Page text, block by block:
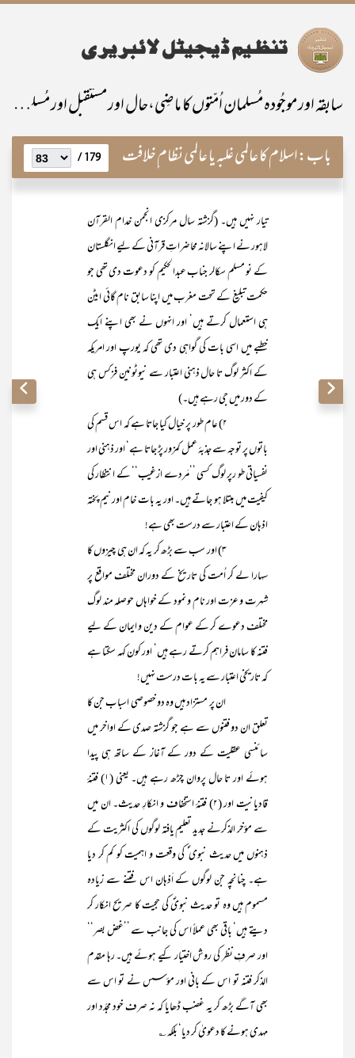
سابقہ اور موجُودہ مُسلمان اُمّتوں کا ماضِی،حال اور مستقبل اور مُسلمانانِ پاکستان کی خصوصی ذمّہ داری
باب:اسلام کا عالمی غلبہ یا عالمی نظام ِخلافت 179 /
تیار نہیں ہیں۔ (گزشتہ سال مرکزی انجمن خدام القرآن
لاہور نے اپنے سالانہ محاضراتِ قرآنی کے لیے انگلستان
کے نو مسلم سکالر جناب عبدالحکیم کو دعوت دی تھی جو
حکمت تبلیغ کے تحت مغرب میں اپنا سابق نام گائی ایٹن
ہی استعمال کرتے ہیں‘ اور انہوں نے بھی اپنے ایک
خطبے میں اسی بات کی گواہی دی تھی کہ یورپ اور امریکہ
کے اکثر لوگ تا حال ذہنی اعتبار سے نیوٹونین فزکس ہی
کے دور میں جی رہے ہیں۔)
۲) عام طور پر خیال کیا جاتا ہے کہ اس قسم کی
باتوں پر توجہ سے جذبۂ عمل کمزور پڑ جاتا ہے‘ اور ذہنی اور
نفسیاتی طو رپر لوگ کسی ’’مَردے ازغیب‘‘ کے انتظار کی
کیفیت میں مبتلا ہو جاتے ہیں۔ اور یہ بات خام اور نیم پختہ
اذہان کے اعتبار سے درست بھی ہے!
۳) اور سب سے بڑھ کر یہ کہ ان ہی چیزوں کا
سہارا لے کر اُمت کی تاریخ کے دوران مختلف مواقع پر
شہرت و عزت اور نام و نمود کے خواہاں حوصلہ مند لوگ
مختلف دعوے کر کے عوام کے دین و ایمان کے لیے
فتنہ کا سامان فراہم کرتے رہے ہیں‘ اور کون کہہ سکتا ہے
کہ تاریخی اعتبار سے یہ بات درست نہیں!
ان پر مستزاد ہیں وہ دو خصوصی اسباب جن کا
تعلق ان دو فتنوں سے ہے جو گزشتہ صدی کے اواخر میں
سائنسی عقلیت کے دور کے آغاز کے ساتھ ہی پیدا
ہوئے اور تا حال پروان چڑھ رہے ہیں۔ یعنی (۱) فتنۂ
قادیانیت اور (۲) فتنۂ استخفاف و انکارِ حدیث۔ ان میں
سے مؤخر الذکرنے جدید تعلیم یافتہ لوگوں کی اکثریت کے
ذہنوں میں حدیث نبوی ؐ کی وقعت و اہمیت کو کم کر دیا
ہے۔ چنانچہ جن لوگوں کے اَذہان اس فتنے سے زیادہ
مسموم ہیں وہ تو حدیث نبویؐ کی حجیت کا صریح انکار کر
دیتے ہیں‘ باقی بھی عملاً اس کی جانب سے ’’غض بصر‘‘
اور صرفِ نظر کی روش اختیار کیے ہوئے ہیں۔ رہا مقدم
الذکر فتنہ تو اس کے بانی اور مؤسس نے تو اس سے
بھی آگے بڑھ کر یہ غضب ڈھایا کہ نہ صرف خود مجدّد اور
مہدی ہونے کا دعویٰ کر دیا‘ بلکہ ؎